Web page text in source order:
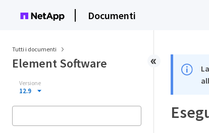
Documenti
Tutti i documenti
Element Software
Versione
12.9